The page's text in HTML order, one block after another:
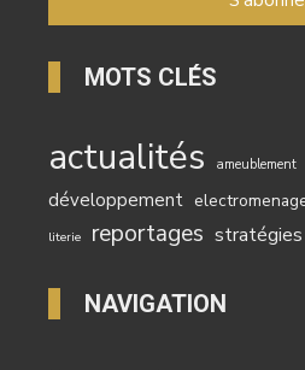
MOTS CLÉS
actualités ameublement
développement
literie reportages stratégies
NAVIGATION